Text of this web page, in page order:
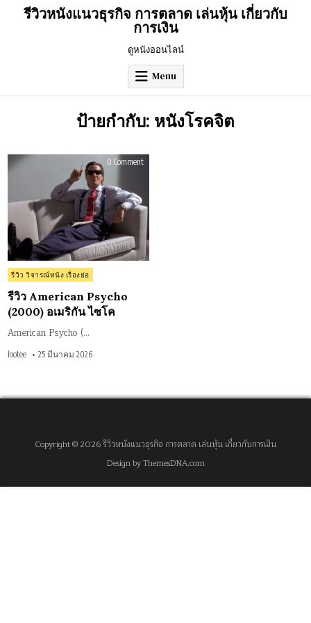
รีวิวหนังแนวธุรกิจ การตลาด เล่นหุ้น เกี่ยวกับ
การเงิน
ดูหนังออนไลน์
Menu
ป้ายกำกับ: หนังโรคจิต
0 Commenton
อเมริกัน
ไซโค
Posted
in
รีวิว วิจารณ์หนัง เรื่องย่อ
รีวิว American Psycho
(2000) อเมริกัน ไซโค
American Psycho (…
lootee 25 มีนาคม 2026
Copyright © 2026 รีวิวหนังแนวธุรกิจ การตลาด เล่นหุ้น เกี่ยวกับการเงิน
Design by ThemesDNA.com